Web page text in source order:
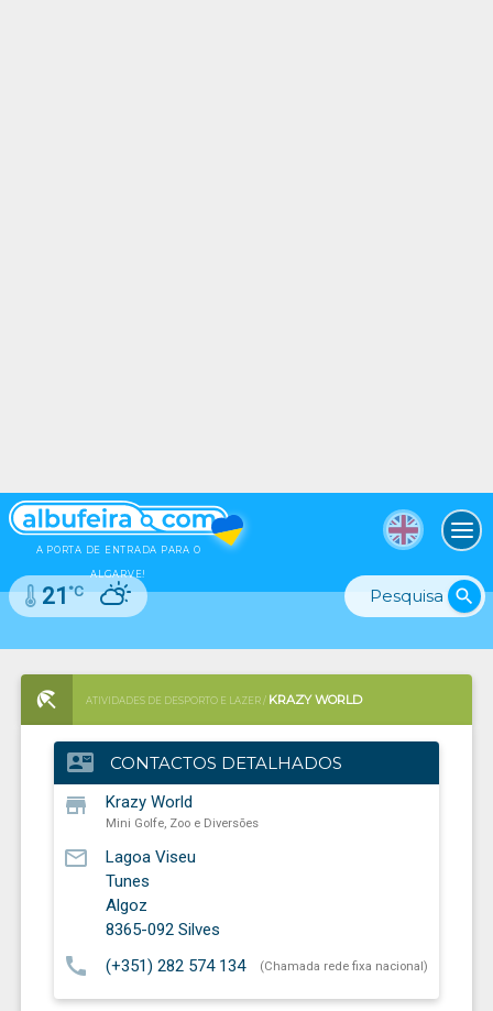
A PORTA DE ENTRADA PARA O
ALGARVE!
search
21°C
ATIVIDADES DE DESPORTO E LAZER / KRAZY WORLD
contact_mail CONTACTOS DETALHADOS
store Krazy World
Mini Golfe, Zoo e Diversões
mail_outline
Lagoa Viseu
Tunes
Algoz
8365-092 Silves
call (+351) 282 574 134 (Chamada rede fixa nacional)